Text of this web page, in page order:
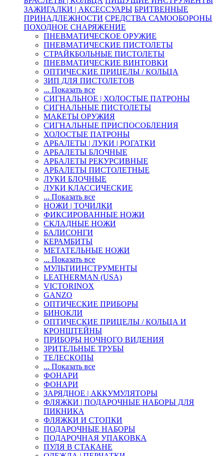
ЗАЖИГАЛКИ | АКСЕССУАРЫ БРИТВЕННЫЕ
ПРИНАДЛЕЖНОСТИ СРЕДСТВА САМООБОРОНЫ
ПОХОДНОЕ СНАРЯЖЕНИЕ
ПНЕВМАТИЧЕСКОЕ ОРУЖИЕ
ПНЕВМАТИЧЕСКИЕ ПИСТОЛЕТЫ
СТРАЙКБОЛЬНЫЕ ПИСТОЛЕТЫ
ПНЕВМАТИЧЕСКИЕ ВИНТОВКИ
ОПТИЧЕСКИЕ ПРИЦЕЛЫ / КОЛЬЦА
ЗИП ДЛЯ ПИСТОЛЕТОВ
... Показать все
СИГНАЛЬНОЕ | ХОЛОСТЫЕ ПАТРОНЫ
СИГНАЛЬНЫЕ ПИСТОЛЕТЫ
МАКЕТЫ ОРУЖИЯ
СИГНАЛЬНЫЕ ПРИСПОСОБЛЕНИЯ
ХОЛОСТЫЕ ПАТРОНЫ
АРБАЛЕТЫ | ЛУКИ | РОГАТКИ
АРБАЛЕТЫ БЛОЧНЫЕ
АРБАЛЕТЫ РЕКУРСИВНЫЕ
АРБАЛЕТЫ ПИСТОЛЕТНЫЕ
ЛУКИ БЛОЧНЫЕ
ЛУКИ КЛАССИЧЕСКИЕ
... Показать все
НОЖИ | ТОЧИЛКИ
ФИКСИРОВАННЫЕ НОЖИ
СКЛАДНЫЕ НОЖИ
БАЛИСОНГИ
КЕРАМБИТЫ
МЕТАТЕЛЬНЫЕ НОЖИ
... Показать все
МУЛЬТИИНСТРУМЕНТЫ
LEATHERMAN (USA)
VICTORINOX
GANZO
ОПТИЧЕСКИЕ ПРИБОРЫ
БИНОКЛИ
ОПТИЧЕСКИЕ ПРИЦЕЛЫ / КОЛЬЦА И
КРОНШТЕЙНЫ
ПРИБОРЫ НОЧНОГО ВИДЕНИЯ
ЗРИТЕЛЬНЫЕ ТРУБЫ
ТЕЛЕСКОПЫ
... Показать все
ФОНАРИ
ФОНАРИ
ЗАРЯДНОЕ | АККУМУЛЯТОРЫ
ФЛЯЖКИ | ПОДАРОЧНЫЕ НАБОРЫ ДЛЯ
ПИКНИКА
ФЛЯЖКИ И СТОПКИ
ПОДАРОЧНЫЕ НАБОРЫ
ПОДАРОЧНАЯ УПАКОВКА
ПУЛЯ В СТАКАНЕ